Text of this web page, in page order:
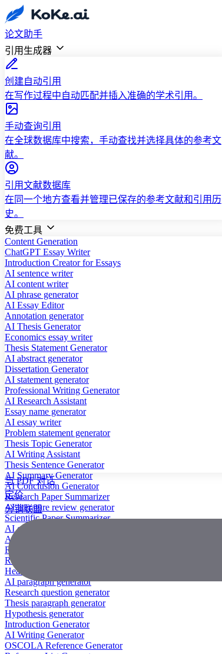
论文助手
引用生成器
创建自动引用
在写作过程中自动匹配并插入准确的学术引用。
手动查询引用
在全球数据库中搜索，手动查找并选择具体的参考文
献。
引用文献数据库
在同一个地方查看并管理已保存的参考文献和引用历
史。
免费工具
Content Generation
ChatGPT Essay Writer
Introduction Creator for Essays
AI sentence writer
AI content writer
AI phrase generator
AI Essay Editor
Annotation generator
AI Thesis Generator
Economics essay writer
Thesis Statement Generator
AI abstract generator
Dissertation Generator
AI statement generator
Professional Writing Generator
AI Research Assistant
Essay name generator
AI essay writer
Problem statement generator
Thesis Topic Generator
AI Writing Assistant
Thesis Sentence Generator
AI Summary Generator
AI Conclusion Generator
Research Paper Summarizer
AI literature review generator
Scientific Paper Summarizer
AI case study generator
AI Research Paper Generator
Research Title Generator
Reference Generator
Headline Generator
AI paragraph generator
Research question generator
Thesis paragraph generator
Hypothesis generator
Introduction Generator
AI Writing Generator
OSCOLA Reference Generator
与 PDF 对话
定价
分销联盟